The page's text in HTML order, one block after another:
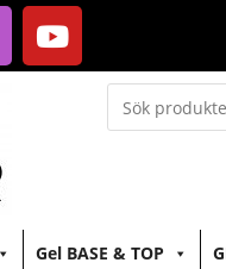
Gel BASE & TOP